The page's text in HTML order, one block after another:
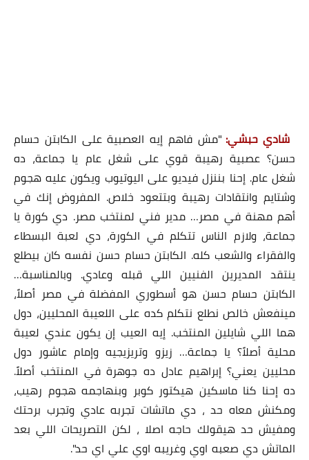
شادي حبشي: "مش فاهم إيه العصبية على الكابتن حسام
حسن؟ عصبية رهيبة قوي على شغل عام يا جماعة، ده
شغل عام. إحنا بننزل فيديو على اليوتيوب ويكون عليه هجوم
وشتايم وانتقادات رهيبة وبتتعود خلاص. المفروض إنك في
أهم مهنة في مصر… مدير فني لمنتخب مصر. دي كورة يا
جماعة، ولازم الناس تتكلم في الكورة، دي لعبة البسطاء
والفقراء والشعب كله. الكابتن حسام حسن نفسه كان بيطلع
ينتقد المديرين الفنيين اللي قبله وعادي. وبالمناسبة…
الكابتن حسام حسن هو أسطوري المفضلة في مصر أصلاً،
مينفعش خالص نطلع نتكلم كده على اللعيبة المحليين، دول
هما اللي شايلين المنتخب. إيه العيب إن يكون عندي لعيبة
محلية أصلاً؟ يا جماعة… زيزو وتريزيجيه وإمام عاشور دول
محليين يعني؟ إبراهيم عادل ده جوهرة في المنتخب أصلاً.
ده إحنا كنا ماسكين هيكتور كوبر وبنهاجمه هجوم رهيب،
ومكنش معاه حد ، دي ماتشات تجربه عادي وتجرب برحتك
ومفيش حد هيقولك حاجه اصلا ، لكن التصريحات اللي بعد
الماتش دي صعبه اوي وغريبه اوي علي اي حد".